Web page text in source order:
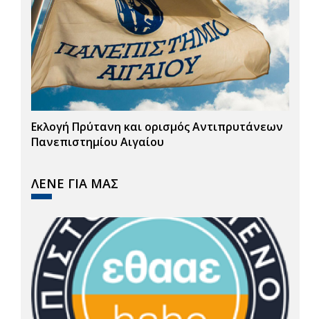
Εκλογή Πρύτανη και ορισμός Αντιπρυτάνεων
Πανεπιστημίου Αιγαίου
ΛΕΝΕ ΓΙΑ ΜΑΣ